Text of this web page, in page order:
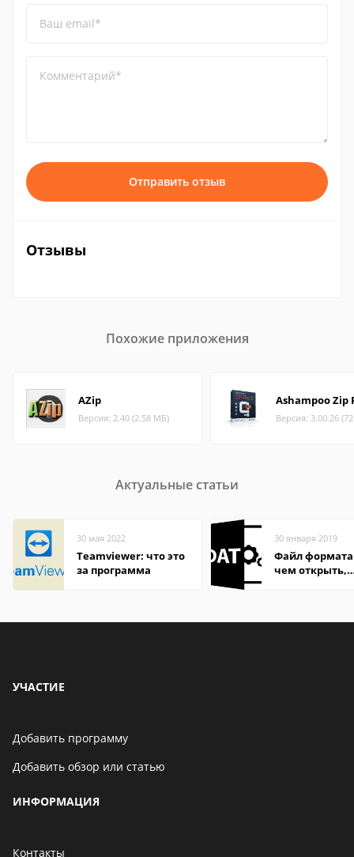
Ваш email*
Комментарий*
Отправить отзыв
Отзывы
Похожие приложения
AZip
Версия: 2.40 (2.58 МБ)
Ashampoo Zip
Версия: 3.00.26
Актуальные статьи
30 мая 2022
Teamviewer: что это
за программа
30 января 2019
Файл формата
чем открыть,
УЧАСТИЕ
Добавить программу
Добавить обзор или статью
ИНФОРМАЦИЯ
Контакты